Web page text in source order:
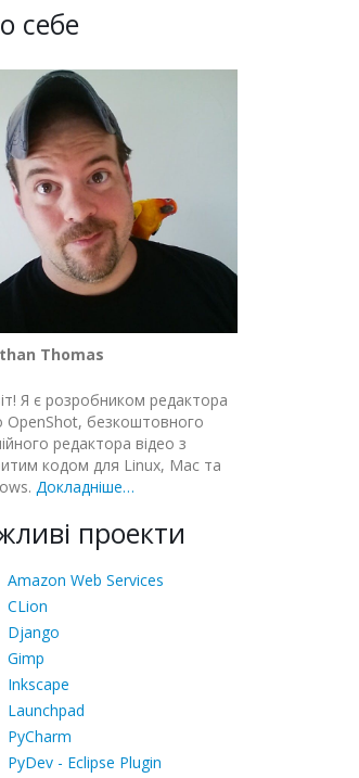
себе
Thomas
Я є розробником редактора
OpenShot, безкоштовного
редактора відео з
кодом для Linux, Mac та
Докладніше…
проекти
Amazon Web Services
CLion
Django
Gimp
Inkscape
Launchpad
PyCharm
PyDev - Eclipse Plugin